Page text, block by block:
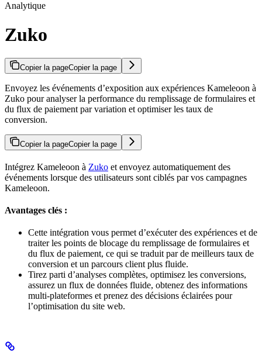
Analytique
Zuko
Copier la pageCopier la page
Envoyez les événements d’exposition aux expériences Kameleoon à
Zuko pour analyser la performance du remplissage de formulaires et
du flux de paiement par variation et optimiser les taux de
conversion.
Copier la pageCopier la page
Intégrez Kameleoon à Zuko et envoyez automatiquement des
événements lorsque des utilisateurs sont ciblés par vos campagnes
Kameleoon.
Avantages clés :
Cette intégration vous permet d’exécuter des expériences et de
traiter les points de blocage du remplissage de formulaires et
du flux de paiement, ce qui se traduit par de meilleurs taux de
conversion et un parcours client plus fluide.
Tirez parti d’analyses complètes, optimisez les conversions,
assurez un flux de données fluide, obtenez des informations
multi-plateformes et prenez des décisions éclairées pour
l’optimisation du site web.